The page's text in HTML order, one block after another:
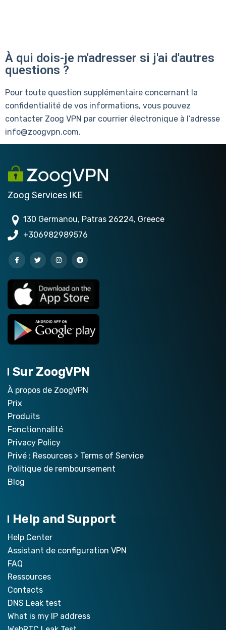
À qui dois-je m'adresser si j'ai d'autres
questions ?
Pour toute question supplémentaire concernant la
confidentialité de vos informations, vous pouvez
contacter Zoog VPN par courrier électronique à l’adresse
info@zoogvpn.com.
Zoog Services IKE
130 Germanou, Patras 26224, Greece
+306982989576
Sur ZoogVPN
À propos de ZoogVPN
Prix
Produits
Fonctionnalité
Privacy Policy
Privé : Resources > Terms of Service
Politique de remboursement
Blog
Help and Support
Help Center
Assistant de configuration VPN
FAQ
Ressources
Contacts
DNS Leak test
What is my IP address